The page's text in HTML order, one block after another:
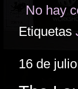
No hay
Etiquetas
16 de